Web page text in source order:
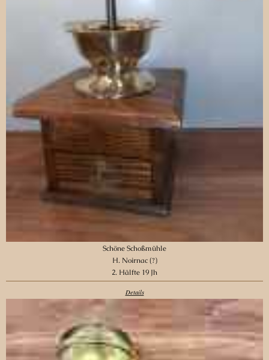
Schöne Schoßmühle
H. Noirnac (?)
2. Hälfte 19 Jh
Details